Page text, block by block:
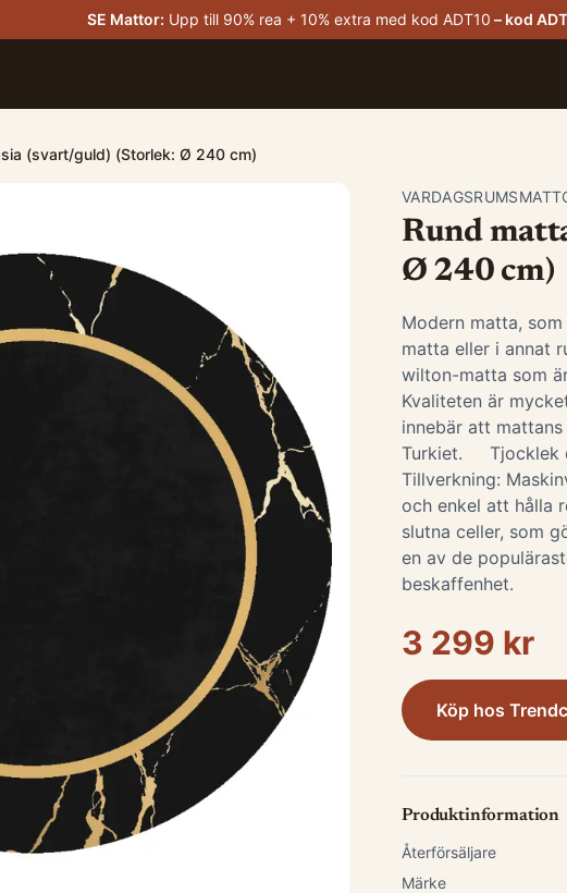
SE Mattor: Upp till 90% rea + 10% extra med kod ADT10 – kod
(svart/guld) (Storlek: Ø 240 cm)
Rund
Ø 240 cm)
Modern matta,
matta eller i annat
wilton-matta som
Kvaliteten är
innebär att
Turkiet. Tjocklek
Tillverkning:
och enkel att hålla
slutna celler, som
en av de
beskaffenhet.
3 299 kr
Köp hos
Produktinformation
Återförsäljare
Märke